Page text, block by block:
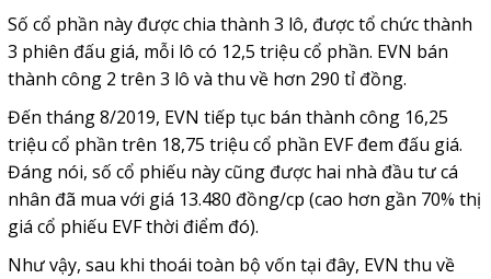
Số cổ phần này được chia thành 3 lô, được tổ chức thành
3 phiên đấu giá, mỗi lô có 12,5 triệu cổ phần. EVN bán
thành công 2 trên 3 lô và thu về hơn 290 tỉ đồng.
Đến tháng 8/2019, EVN tiếp tục bán thành công 16,25
triệu cổ phần trên 18,75 triệu cổ phần EVF đem đấu giá.
Đáng nói, số cổ phiếu này cũng được hai nhà đầu tư cá
nhân đã mua với giá 13.480 đồng/cp (cao hơn gần 70% thị
giá cổ phiếu EVF thời điểm đó).
Như vậy, sau khi thoái toàn bộ vốn tại đây, EVN thu về